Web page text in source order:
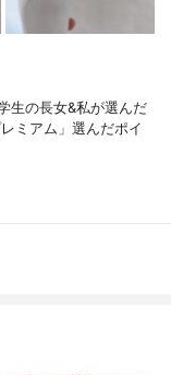
生の長女&私が選んだ
ミアム」選んだポイ